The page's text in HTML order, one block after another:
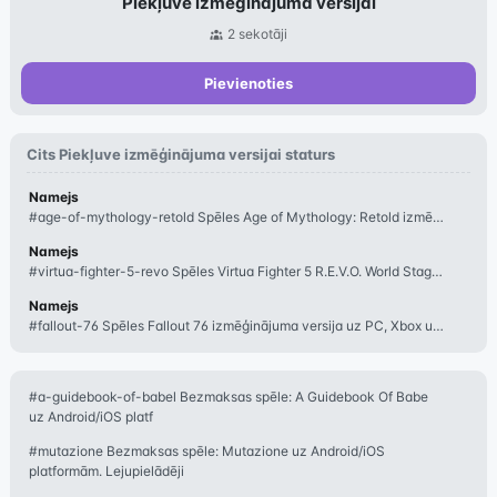
2 sekotāji
Pievienoties
CitsPiekļuve izmēģinājuma versijai staturs
Namejs
#age-of-mythology-retold Spēles Age of Mythology: Retold izmēģinājuma versija b
Namejs
#virtua-fighter-5-revo Spēles Virtua Fighter 5 R.E.V.O. World Stage izmēģinājum
Namejs
#fallout-76 Spēles Fallout 76 izmēģinājuma versija uz PC, Xbox un PlayStation b
#a-guidebook-of-babel Bezmaksas spēle: A Guidebook Of Babe
uz Android/iOS platf
#mutazione Bezmaksas spēle: Mutazione uz Android/iOS
platformām. Lejupielādēji